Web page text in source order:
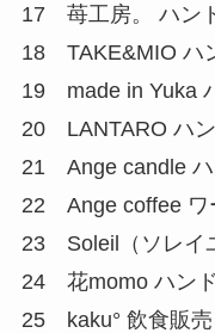
17 苺工房。 ハン
18 TAKE&MIO ハ
19 made in Yuka
20 LANTARO ハ
21 Ange candle ハ
22 Ange coffee ワ
23 Soleil（ソレイ
24 花momo ハン
25 kaku° 飲食販売